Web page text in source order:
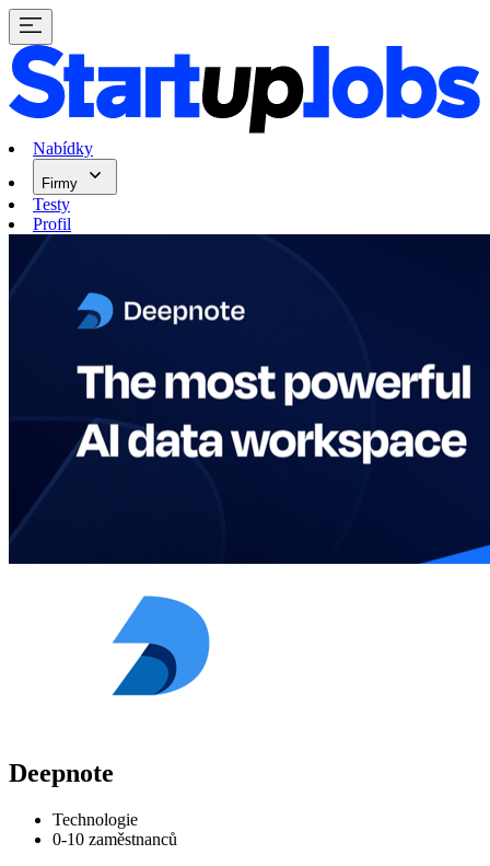
Nabídky
Firmy
Testy
Profil
Deepnote
Technologie
0-10 zaměstnanců